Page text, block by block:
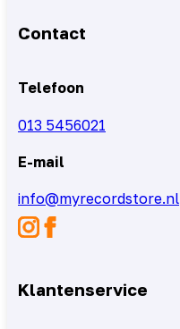
Contact
Telefoon
013 5456021
E-mail
info@myrecordstore.nl
Klantenservice